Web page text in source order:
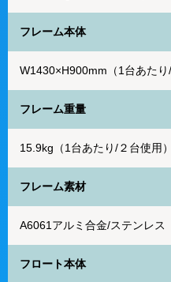
フレーム本体
W1430×H900mm（1台あたり/
フレーム重量
15.9kg（1台あたり/２台使用）
フレーム素材
A6061アルミ合金/ステンレス
フロート本体